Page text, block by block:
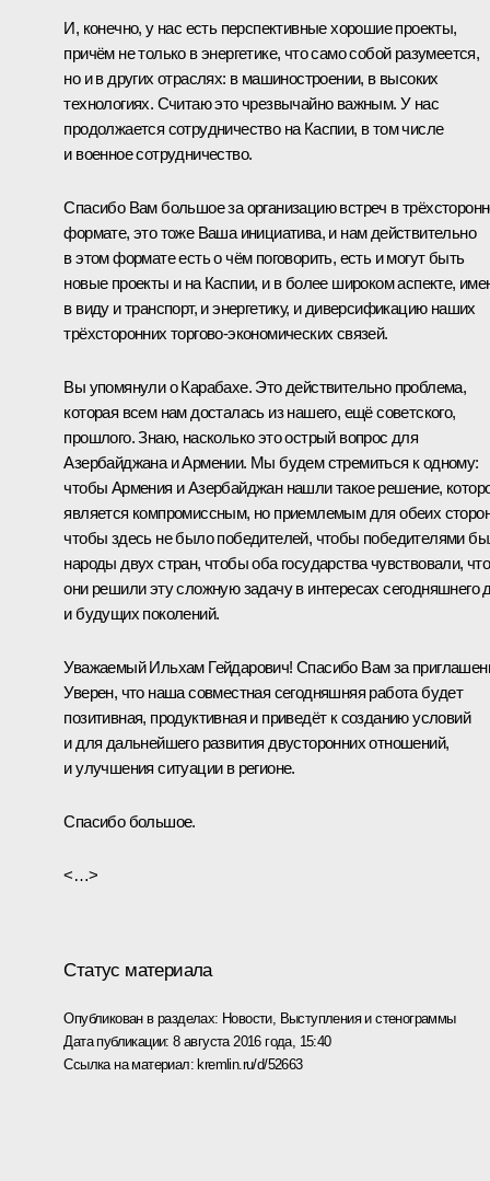
И, конечно, у нас есть перспективные хорошие проекты,
причём не только в энергетике, что само собой разумеется,
но и в других отраслях: в машиностроении, в высоких
технологиях. Считаю это чрезвычайно важным. У нас
продолжается сотрудничество на Каспии, в том числе
и военное сотрудничество.
Спасибо Вам большое за организацию встреч в
формате, это тоже Ваша инициатива, и нам действительно
в этом формате есть о чём поговорить, есть и могут быть
новые проекты и на Каспии, и в более широком аспекте,
в виду и транспорт, и энергетику, и диверсификацию наших
трёхсторонних торгово-экономических связей.
Вы упомянули о Карабахе. Это действительно проблема,
которая всем нам досталась из нашего, ещё советского,
прошлого. Знаю, насколько это острый вопрос для
Азербайджана и Армении. Мы будем стремиться к одному:
чтобы Армения и Азербайджан нашли такое решение,
является компромиссным, но приемлемым для обеих
чтобы здесь не было победителей, чтобы победителями
народы двух стран, чтобы оба государства чувствовали, что
они решили эту сложную задачу в интересах сегодняшнего
и будущих поколений.
Уважаемый Ильхам Гейдарович! Спасибо Вам за
Уверен, что наша совместная сегодняшняя работа будет
позитивная, продуктивная и приведёт к созданию условий
и для дальнейшего развития двусторонних отношений,
и улучшения ситуации в регионе.
Спасибо большое.
<…>
Статус материала
Опубликован в разделах: Новости, Выступления и стенограммы
Дата публикации:8 августа 2016 года, 15:40
Ссылка на материал: kremlin.ru/d/52663